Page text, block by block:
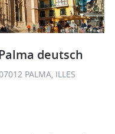
deutsch
PALMA, ILLES